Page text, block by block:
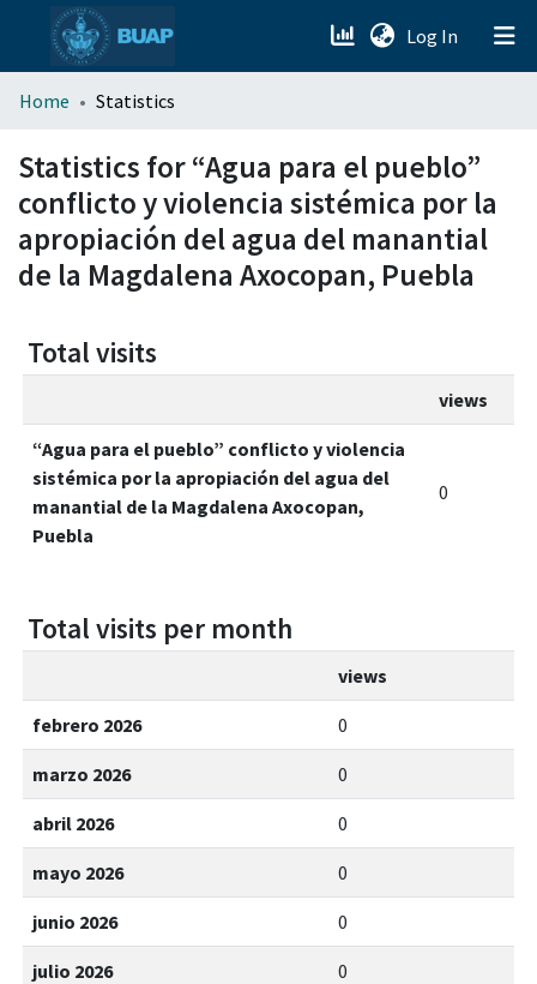
Log In (current)
menu.section.about_menu
All of DSpace
Home Statistics
Statistics for “Agua para el pueblo”
conflicto y violencia sistémica por la
apropiación del agua del manantial
de la Magdalena Axocopan, Puebla
Total visits
views
“Agua para el pueblo” conflicto y violencia
sistémica por la apropiación del agua del
manantial de la Magdalena Axocopan,
Puebla
0
Total visits per month
views
febrero 2026 0
marzo 2026 0
abril 2026 0
mayo 2026 0
junio 2026 0
julio 2026 0